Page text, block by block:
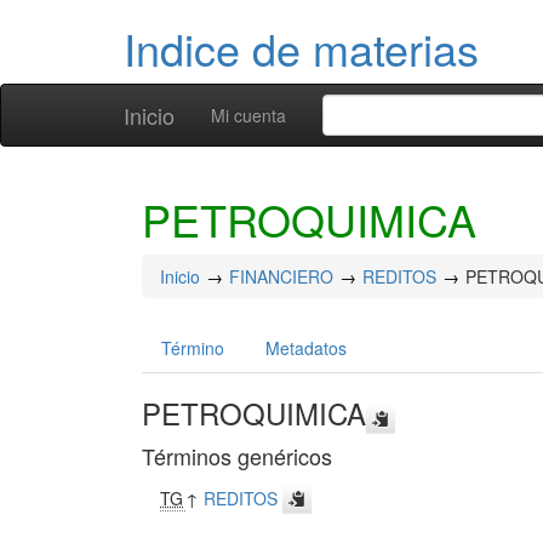
Indice de materias
Inicio Mi cuenta
PETROQUIMICA
Inicio FINANCIERO REDITOS
Término Metadatos
PETROQUIMICA
Términos genéricos
TG ↑ REDITOS